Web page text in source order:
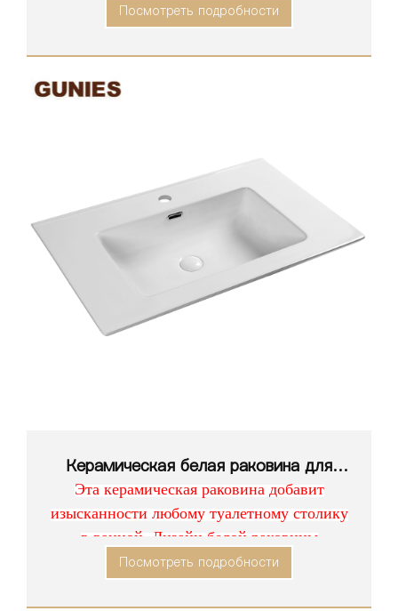
Посмотреть подробности
Керамическая белая раковина для
ванной комнаты серии 1202
Эта керамическая раковина добавит
изысканности любому туалетному столику
в ванной. Дизайн белой раковины
практичен и визуально привлекателен для
Посмотреть подробности